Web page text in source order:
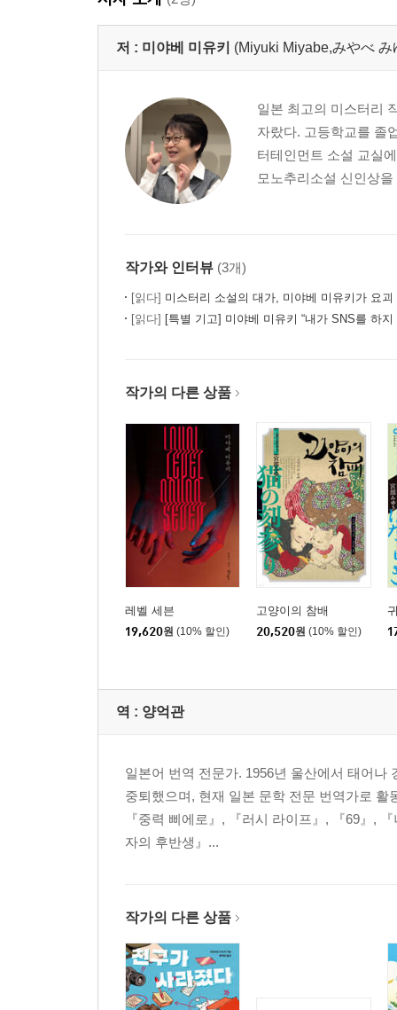
저 : 미야베 미유키 (Miyuki Miyabe,みやべ
일본 최고의 미스터리
자랐다. 고등학교를 졸
터테인먼트 소설 교실
모노추리소설 신인상
작가와 인터뷰 (3개)
[읽다] 미스터리 소설의 대가, 미야베 미유키가 요
[읽다] [특별 기고] 미야베 미유키 “내가 SNS를 하지
작가의 다른 상품
레벨 세븐
19,620원 (10% 할인)
고양이의 참배
20,520원 (10% 할인)
역 : 양억관
일본어 번역 전문가. 1956년 울산에서 태어
중퇴했으며, 현재 일본 문학 전문 번역가로 활
『중력 삐에로』, 『러시 라이프』, 『69』,
자의 후반생』...
작가의 다른 상품